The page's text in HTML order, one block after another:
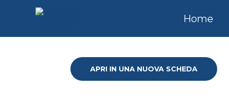
Home
APRI IN UNA NUOVA SCHEDA